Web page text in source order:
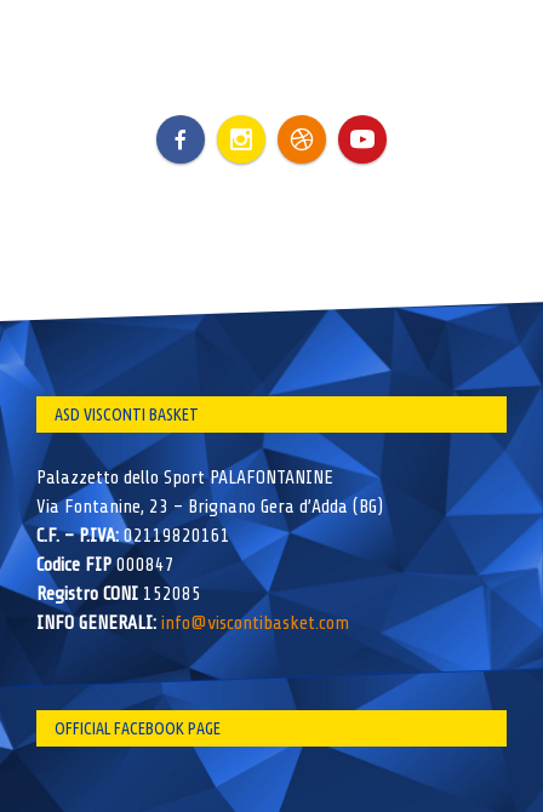
ASD VISCONTI BASKET
Palazzetto dello Sport PALAFONTANINE
Via Fontanine, 23 – Brignano Gera d’Adda (BG)
C.F. – P.IVA:02119820161
Codice FIP000847
Registro CONI 152085
INFO GENERALI: info@viscontibasket.com
OFFICIAL FACEBOOK PAGE